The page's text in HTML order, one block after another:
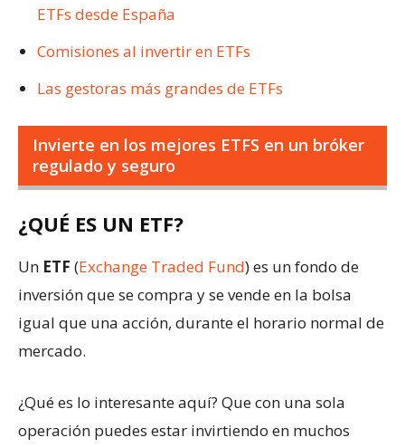
ETFs desde España
Comisiones al invertir en ETFs
Las gestoras más grandes de ETFs
Invierte en los mejores ETFS en un bróker
regulado y seguro
¿QUÉ ES UN ETF?
Un ETF (Exchange Traded Fund) es un fondo de
inversión que se compra y se vende en la bolsa
igual que una acción, durante el horario normal de
mercado.
¿Qué es lo interesante aquí? Que con una sola
operación puedes estar invirtiendo en muchos